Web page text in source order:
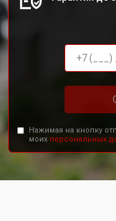
Нажимая на кнопку
моих персональных